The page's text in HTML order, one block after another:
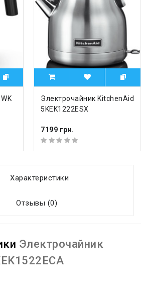
Электрочайник KitchenAid
5KEK1222ESX
7199 грн.
Характеристики
Отзывы (0)
Электрочайник